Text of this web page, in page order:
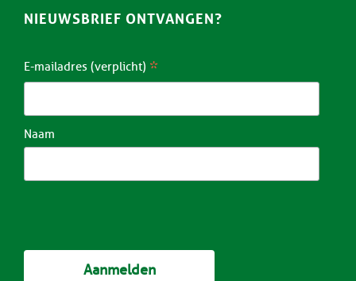
NIEUWSBRIEF ONTVANGEN?
E-mailadres (verplicht) *
Naam